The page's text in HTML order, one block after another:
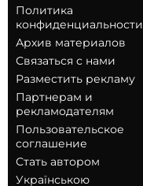
Политика
конфиденциальности
Архив материалов
Связаться с нами
Разместить рекламу
Партнерам и
рекламодателям
Пользовательское
соглашение
Стать автором
Українською